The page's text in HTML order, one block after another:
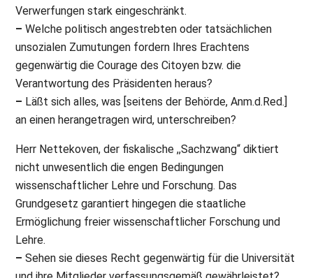
Verwerfungen stark eingeschränkt.
– Welche politisch angestrebten oder tatsächlichen
unsozialen Zumutungen fordern Ihres Erachtens
gegenwärtig die Courage des Citoyen bzw. die
Verantwortung des Präsidenten heraus?
– Läßt sich alles, was [seitens der Behörde, Anm.d.Red.]
an einen herangetragen wird, unterschreiben?
Herr Nettekoven, der fiskalische ,,Sachzwang“ diktiert
nicht unwesentlich die engen Bedingungen
wissenschaftlicher Lehre und Forschung. Das
Grundgesetz garantiert hingegen die staatliche
Ermöglichung freier wissenschaftlicher Forschung und
Lehre.
– Sehen sie dieses Recht gegenwärtig für die Universität